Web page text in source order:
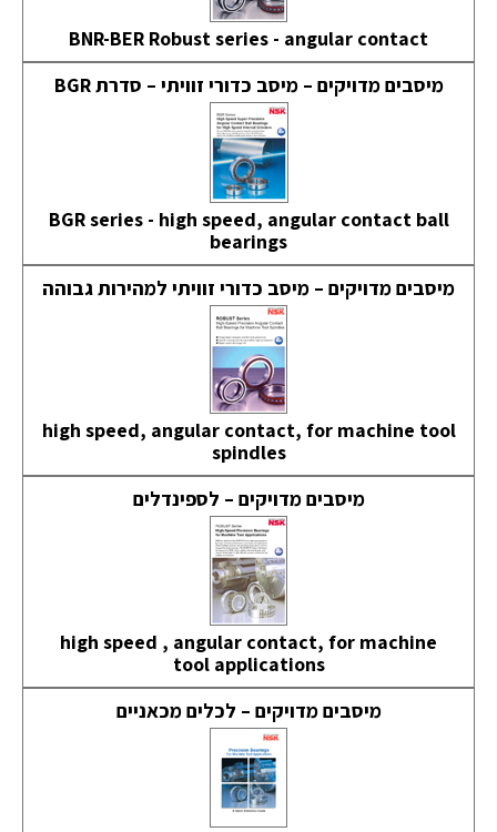
BNR-BER Robust series - angular contact
מיסבים מדויקים – מיסב כדורי זוויתי – סדרת BGR
BGR series - high speed, angular contact ball
bearings
מיסבים מדויקים – מיסב כדורי זוויתי למהירות גבוהה
high speed, angular contact, for machine tool
spindles
מיסבים מדויקים – לספינדלים
high speed , angular contact, for machine
tool applications
מיסבים מדויקים – לכלים מכאניים